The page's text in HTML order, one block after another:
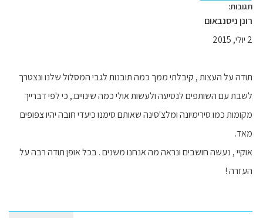
תגובות:
רונן ניסנבאום
2 יולי, 2015
תודה על העצות , קיבלתי ממך כמה תובנות לגבי המסלול שלנו ונצטרך
לשבת עם השותפים לנסיעה ולעשות אולי כמה שינויים., כי לפי דברייך
מקומות כמו סירימיונה ומלצ'סינה שאותם סימנו כיעדי חובה יהיו צפופים
מאד.
אוקיי , נעשה חושבים ונראה מה אנחנו משנים . בכל אופן תודה רבה על
העזרה !